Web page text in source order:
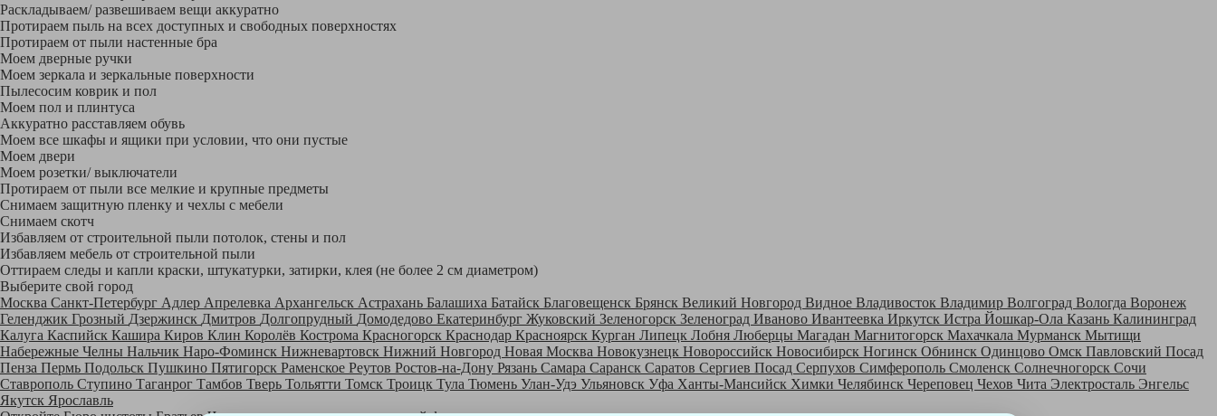
Раскладываем/ развешиваем вещи аккуратно
Протираем пыль на всех доступных и свободных поверхностях
Протираем от пыли настенные бра
Моем дверные ручки
Моем зеркала и зеркальные поверхности
Пылесосим коврик и пол
Моем пол и плинтуса
Аккуратно расставляем обувь
Моем все шкафы и ящики при условии, что они пустые
Моем двери
Моем розетки/ выключатели
Протираем от пыли все мелкие и крупные предметы
Снимаем защитную пленку и чехлы с мебели
Снимаем скотч
Избавляем от строительной пыли потолок, стены и пол
Избавляем мебель от строительной пыли
Оттираем следы и капли краски, штукатурки, затирки, клея (не более 2 см диаметром)
Выберите свой город
Москва Санкт-Петербург Адлер Апрелевка Архангельск Астрахань Балашиха Батайск Благовещенск Брянск Великий Новгород Видное Владивосток Владимир Волгоград Вологда Воронеж
Геленджик Грозный Дзержинск Дмитров Долгопрудный Домодедово Екатеринбург Жуковский Зеленогорск Зеленоград Иваново Ивантеевка Иркутск Истра Йошкар-Ола Казань Калининград
Калуга Каспийск Кашира Киров Клин Королёв Кострома Красногорск Краснодар Красноярск Курган Липецк Лобня Люберцы Магадан Магнитогорск Махачкала Мурманск Мытищи
Набережные Челны Нальчик Наро-Фоминск Нижневартовск Нижний Новгород Новая Москва Новокузнецк Новороссийск Новосибирск Ногинск Обнинск Одинцово Омск Павловский Посад
Пенза Пермь Подольск Пушкино Пятигорск Раменское Реутов Ростов-на-Дону Рязань Самара Саранск Саратов Сергиев Посад Серпухов Симферополь Смоленск Солнечногорск Сочи
Ставрополь Ступино Таганрог Тамбов Тверь Тольятти Томск Троицк Тула Тюмень Улан-Удэ Ульяновск Уфа Ханты-Мансийск Химки Челябинск Череповец Чехов Чита Электросталь Энгельс
Якутск Ярославль